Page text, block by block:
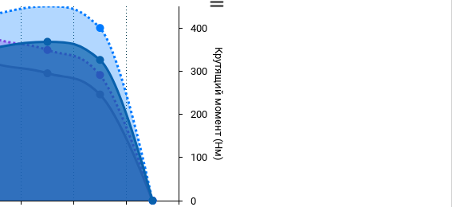
Крутящий момент (Нм)
0
100
200
300
400